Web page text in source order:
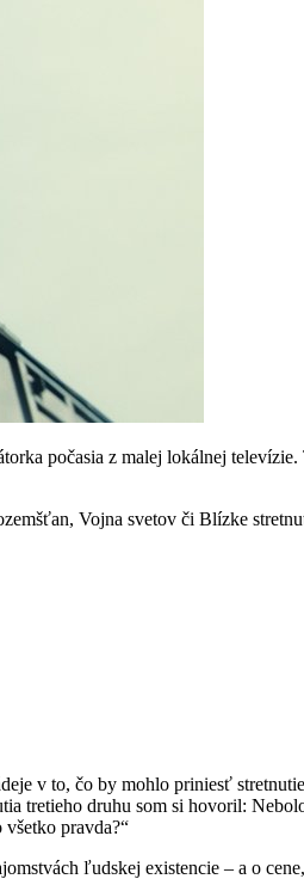
počasia z malej lokálnej
Vojna svetov či Blízke
v to, čo by mohlo priniesť
tretieho druhu som si hovoril:
pravda?“
ľudskej existencie – a o